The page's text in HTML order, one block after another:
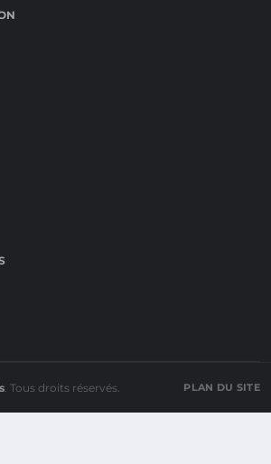
. Tous droits réservés. PLAN DU SITE